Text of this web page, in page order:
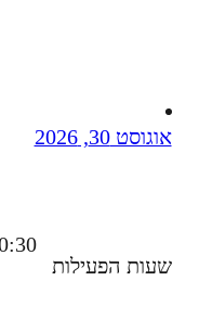
אוגוסט 30, 2026
שעות הפעילות